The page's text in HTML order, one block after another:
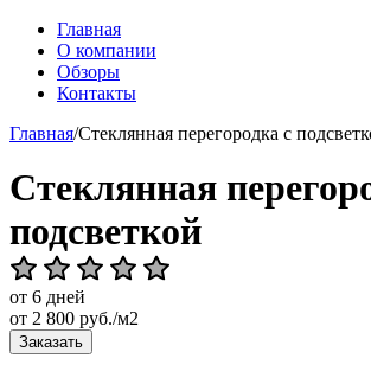
Главная
О компании
Обзоры
Контакты
Главная/Стеклянная перегородка с
Стеклянная
подсветкой
от 6 дней
от 2 800 руб./м2
Заказать